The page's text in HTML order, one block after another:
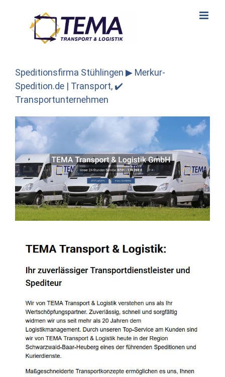
Speditionsfirma Stühlingen ▶︎ Merkur-
Spedition.de | Transport, ✔️
Transportunternehmen